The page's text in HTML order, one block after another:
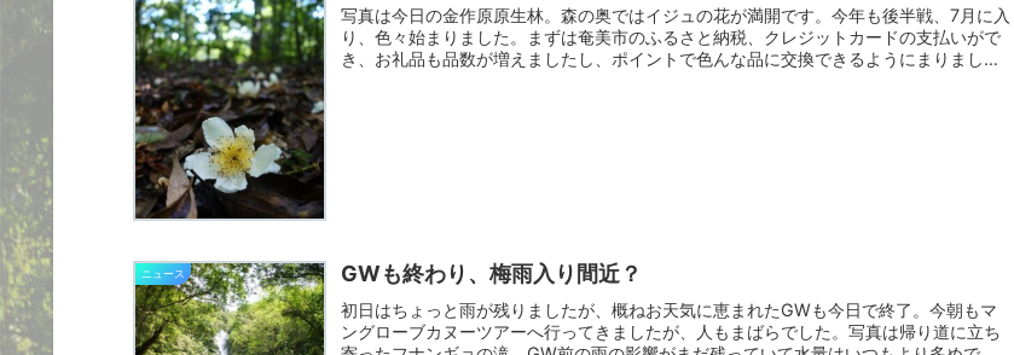
写真は今日の金作原原生林。森の奥ではイジュの花が満開です。今年も後半戦、7月に入
り、色々始まりました。まずは奄美市のふるさと納税、クレジットカードの支払いがで
き、お礼品も品数が増えましたし、ポイントで色んな品に交換できるようにまりまし
ニュース GWも終わり、梅雨入り間近？
初日はちょっと雨が残りましたが、概ねお天気に恵まれたGWも今日で終了。今朝もマ
ングローブカヌーツアーへ行ってきましたが、人もまばらでした。写真は帰り道に立ち